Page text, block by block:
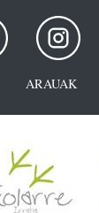
ARAUAK